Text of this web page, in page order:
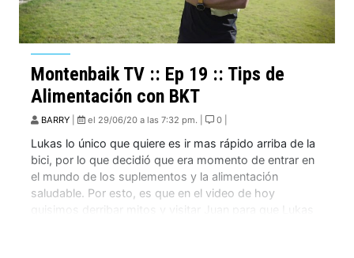
Montenbaik TV :: Ep 19 :: Tips de
Alimentación con BKT
BARRY el 29/06/20 a las 7:32 pm. | 0 |
Lukas lo único que quiere es ir mas rápido arriba de la
bici, por lo que decidió que era momento de entrar en
el mundo de los suplementos y la alimentación
saludable. Por esto, es que en el video de hoy
quisimos derribar mitos y visitar Juan para que Lukas